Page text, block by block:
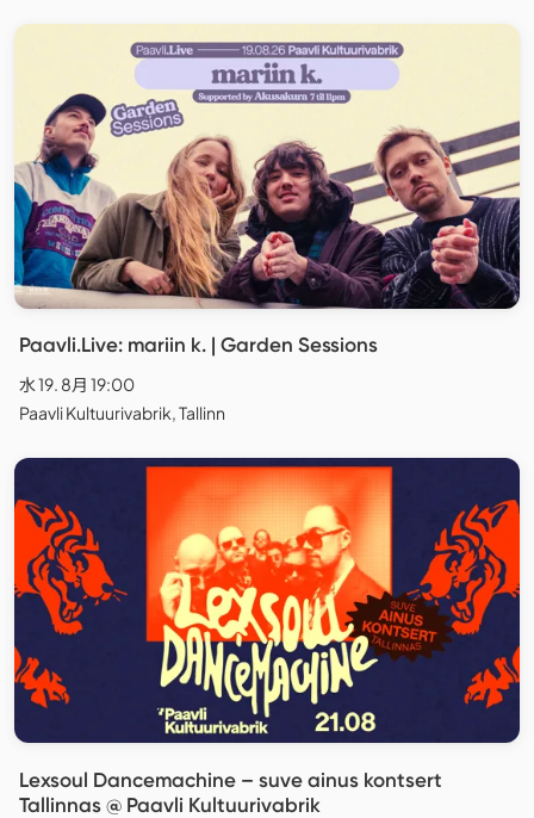
Paavli.Live: mariin k. | Garden Sessions
水 19. 8月 19:00
Paavli Kultuurivabrik, Tallinn
Lexsoul Dancemachine – suve ainus kontsert
Tallinnas @ Paavli Kultuurivabrik